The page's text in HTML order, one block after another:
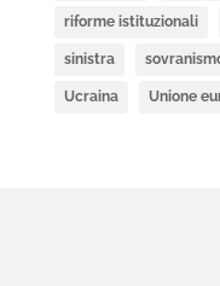
riforme istituzionali
sinistra
Ucraina Unione